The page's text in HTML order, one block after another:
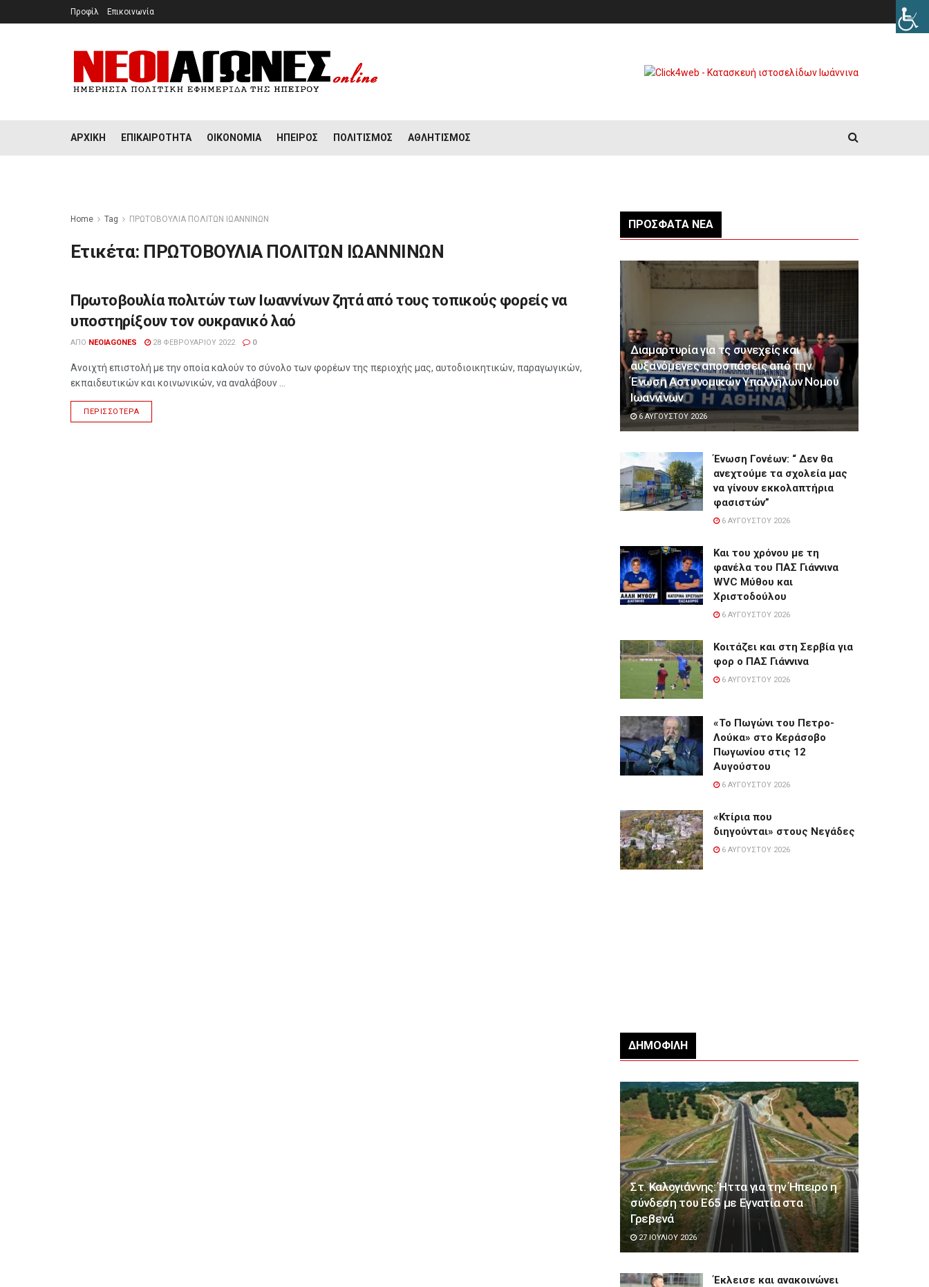
Προφίλ Επικοινωνία
ΑΡΧΙΚΉ ΕΠΙΚΑΙΡΌΤΗΤΑ ΟΙΚΟΝΟΜΊΑ ΉΠΕΙΡΟΣ ΠΟΛΙΤΙΣΜΌΣ ΑΘΛΗΤΙΣΜΌΣ
Home Tag ΠΡΩΤΟΒΟΥΛΙΑ ΠΟΛΙΤΩΝ ΙΩΑΝΝΙΝΩΝ
Ετικέτα: ΠΡΩΤΟΒΟΥΛΙΑ ΠΟΛΙΤΩΝ ΙΩΑΝΝΙΝΩΝ
ΉΠΕΙΡΟΣ
Πρωτοβουλία πολιτών των Ιωαννίνων ζητά από τους τοπικούς φορείς να
υποστηρίξουν τον ουκρανικό λαό
ΑΠΌ NEOIAGONES 28 ΦΕΒΡΟΥΑΡΊΟΥ 2022 0
Ανοιχτή επιστολή με την οποία καλούν το σύνολο των φορέων της περιοχής μας, αυτοδιοικητικών, παραγωγικών,
εκπαιδευτικών και κοινωνικών, να αναλάβουν ...
ΠΕΡΙΣΣΌΤΕΡΑ
ΠΡΌΣΦΑΤΑ ΝΈΑ
Διαμαρτυρία για τς συνεχείς και
αυξανόμενες αποσπάσεις από την
Ένωση Αστυνομικών Υπαλλήλων Νομού
Ιωαννίνων
6 ΑΥΓΟΎΣΤΟΥ 2026
Ένωση Γονέων: “ Δεν θα
ανεχτούμε τα σχολεία μας
να γίνουν εκκολαπτήρια
φασιστών”
6 ΑΥΓΟΎΣΤΟΥ 2026
Και του χρόνου με τη
φανέλα του ΠΑΣ Γιάννινα
WVC Μύθου και
Χριστοδούλου
6 ΑΥΓΟΎΣΤΟΥ 2026
Κοιτάζει και στη Σερβία για
φορ ο ΠΑΣ Γιάννινα
6 ΑΥΓΟΎΣΤΟΥ 2026
«Το Πωγώνι του Πετρο-
Λούκα» στο Κεράσοβο
Πωγωνίου στις 12
Αυγούστου
6 ΑΥΓΟΎΣΤΟΥ 2026
«Κτίρια που
διηγούνται» στους Νεγάδες
6 ΑΥΓΟΎΣΤΟΥ 2026
ΔΗΜΟΦΙΛΉ
Στ. Καλογιάννης: Ήττα για την Ήπειρο η
σύνδεση του Ε65 με Εγνατία στα
Γρεβενά
27 ΙΟΥΛΊΟΥ 2026
Έκλεισε και ανακοινώνει